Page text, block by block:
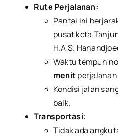
Rute Perjalanan:
Pantai ini
pusat kota
H.A.S.
Waktu tempuh
menit
Kondisi jalan
baik.
Transportasi:
Tidak ada